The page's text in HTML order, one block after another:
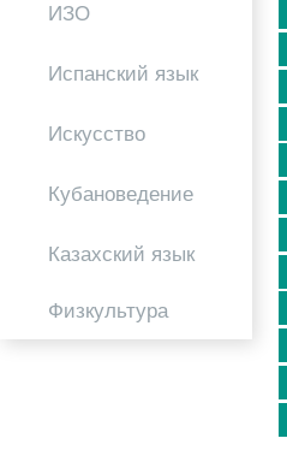
ИЗО
Испанский язык
Искусство
Кубановедение
Казахский язык
Физкультура